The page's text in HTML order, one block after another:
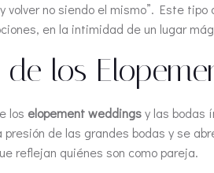
volver no siendo el mismo”. Este
en la intimidad de un lugar
los
los elopement weddingsy las bodas
presión de las grandes bodas y se
reflejan quiénes son como pareja.